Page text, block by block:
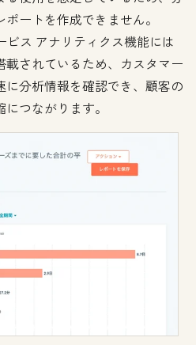
ートを作成できません。
ビス アナリティクス機能には
されているため、カスタマー
分析情報を確認でき、顧客の
つながります。